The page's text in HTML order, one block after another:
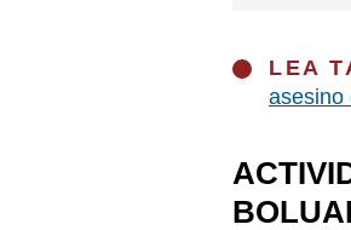
LEA
asesino